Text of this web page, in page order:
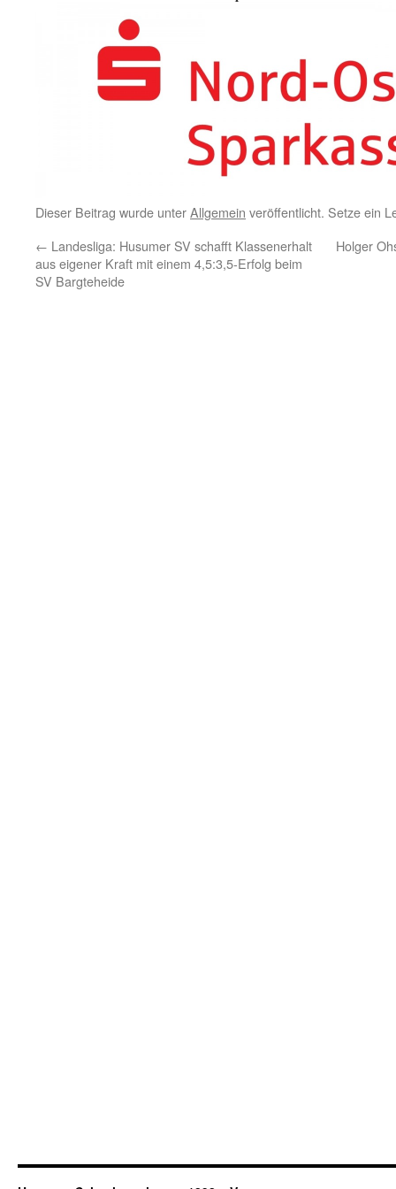
Dieser Beitrag wurde unterAllgemein veröffentlicht. Setze ein
← Landesliga: Husumer SV schafft Klassenerhalt
aus eigener Kraft mit einem 4,5:3,5-Erfolg beim
SV Bargteheide
Holger